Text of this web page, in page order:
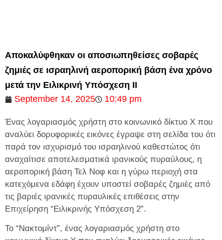
Αποκαλύφθηκαν οι αποσιωπηθείσες σοβαρές
ζημιές σε ισραηλινή αεροπορική βάση ένα χρόνο
μετά την Ειλικρινή Υπόσχεση ΙΙ
September 14, 2025
10:49 pm
Ένας λογαριασμός χρήστη στο κοινωνικό δίκτυο X που
αναλύει δορυφορικές εικόνες έγραψε στη σελίδα του ότι
παρά τον ισχυρισμό του ισραηλινού καθεστώτος ότι
αναχαίτισε αποτελεσματικά ιρανικούς πυραύλους, η
αεροπορική βάση Τελ Νοφ και η γύρω περιοχή στα
κατεχόμενα εδάφη έχουν υποστεί σοβαρές ζημιές από
τις βαριές ιρανικές πυραυλικές επιθέσεις στην
Επιχείρηση “Ειλικρινής Υπόσχεση 2”.
Το “Νακτομίντ”, ένας λογαριασμός χρήστη στο